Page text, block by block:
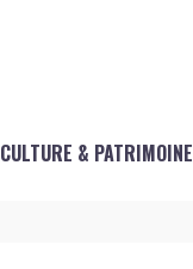
CULTURE & PATRIMOINE